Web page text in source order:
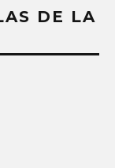
DE LA